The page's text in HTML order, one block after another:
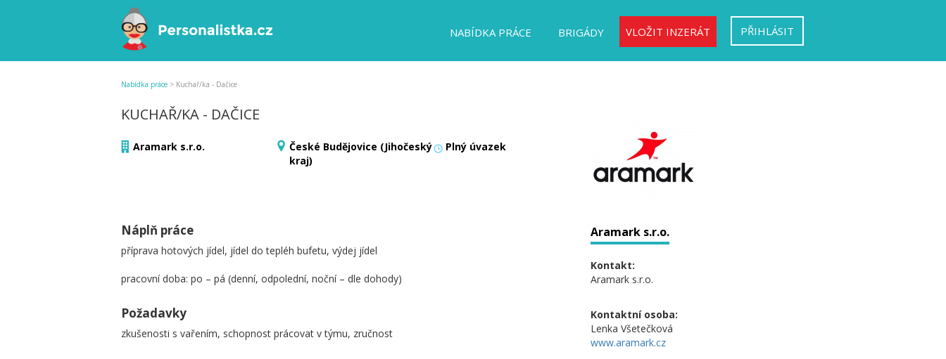
NABÍDKA PRÁCE BRIGÁDY VLOŽIT INZERÁT PŘIHLÁSIT
Nabídka práce > Kuchař/ka - Dačice
KUCHAŘ/KA - DAČICE
Aramark s.r.o.
České Budějovice (Jihočeský
kraj)
Plný úvazek
Náplň práce
příprava hotových jídel, jídel do tepléh bufetu, výdej jídel
pracovní doba: po – pá (denní, odpolední, noční – dle dohody)
Požadavky
zkušenosti s vařením, schopnost prácovat v týmu, zručnost
Aramark s.r.o.
Kontakt:
Aramark s.r.o.
Kontaktní osoba:
Lenka Všetečková
www.aramark.cz